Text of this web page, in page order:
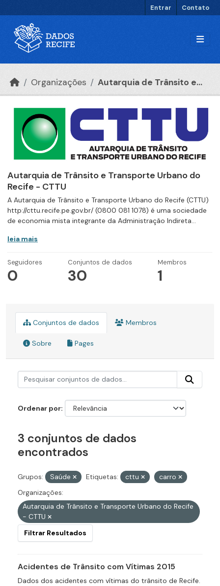
Entrar Contato
Organizações Autarquia de Trânsito e...
Autarquia de Trânsito e Transporte Urbano do
Recife - CTTU
A Autarquia de Trânsito e Transporte Urbano do Recife (CTTU)
http://cttu.recife.pe.gov.br/ (0800 081 1078) é uma sociedade
de economia mista integrante da Administração Indireta...
leia mais
Seguidores
0
Conjuntos de dados
30
Membros
1
Conjuntos de dados Membros
Sobre Pages
Ordenar por
3 conjuntos de dados
encontrados
Grupos: Saúde Etiquetas: cttu
carro
Organizações:
Autarquia de Trânsito e Transporte Urbano do Recife
- CTTU
Filtrar Resultados
Acidentes de Trânsito com Vítimas 2015
Dados dos acidentes com vítimas do trânsito de Recife.